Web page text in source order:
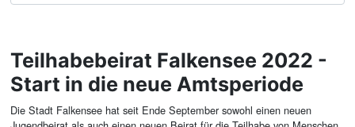
Teilhabebeirat Falkensee 2022 -
Start in die neue Amtsperiode
Die Stadt Falkensee hat seit Ende September sowohl einen neuen